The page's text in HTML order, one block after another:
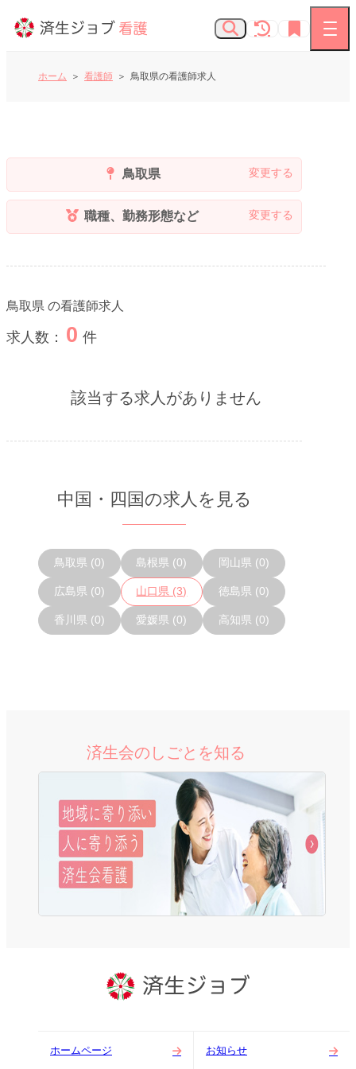
よくあるご質問
済生会のしごとを知る
ホーム 看護師 鳥取県の看護師求人
鳥取県
職種、勤務形態など
鳥取県 の看護師求人
求人数： 0 件
該当する求人がありません
中国・四国の求人を見る
鳥取県 (0) 島根県 (0) 岡山県 (0)
広島県 (0) 山口県 (3) 徳島県 (0)
香川県 (0) 愛媛県 (0) 高知県 (0)
済生会のしごとを知る
ホームページ お知らせ